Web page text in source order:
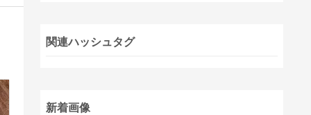
関連ハッシュタグ
新着画像